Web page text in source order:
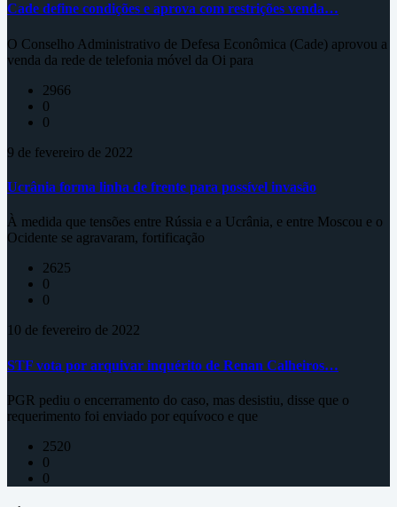
Cade define condições e aprova com restrições venda…
O Conselho Administrativo de Defesa Econômica (Cade) aprovou a
venda da rede de telefonia móvel da Oi para
2966
0
0
9 de fevereiro de 2022
Ucrânia forma linha de frente para possível invasão
À medida que tensões entre Rússia e a Ucrânia, e entre Moscou e o
Ocidente se agravaram, fortificação
2625
0
0
10 de fevereiro de 2022
STF vota por arquivar inquérito de Renan Calheiros…
PGR pediu o encerramento do caso, mas desistiu, disse que o
requerimento foi enviado por equívoco e que
2520
0
0